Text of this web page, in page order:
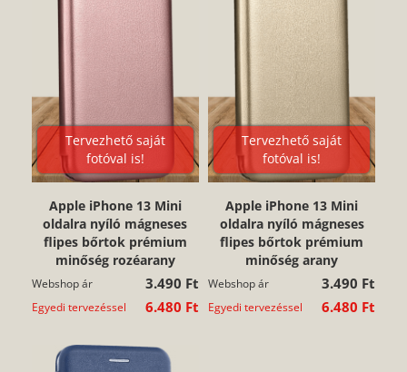
Tervezhető saját
fotóval is!
Apple iPhone 13 Mini
oldalra nyíló mágneses
flipes bőrtok prémium
minőség rozéarany
Webshop ár 3.490 Ft
Egyedi tervezéssel 6.480 Ft
Tervezhető saját
fotóval is!
Apple iPhone 13 Mini
oldalra nyíló mágneses
flipes bőrtok prémium
minőség arany
Webshop ár 3.490 Ft
Egyedi tervezéssel 6.480 Ft